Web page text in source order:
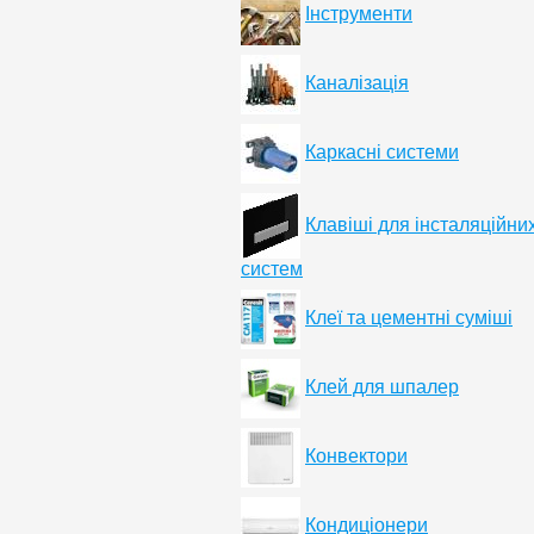
Інструменти
Каналізація
Каркасні системи
Клавіші для
систем
Клеї та цементні суміші
Клей для шпалер
Конвектори
Кондиціонери